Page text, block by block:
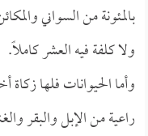
بالمئونة من السواني
ولا كلفة فيه العشر كاملاً.
وأما الحيوانات فلها
راعية من الإبل والبقر